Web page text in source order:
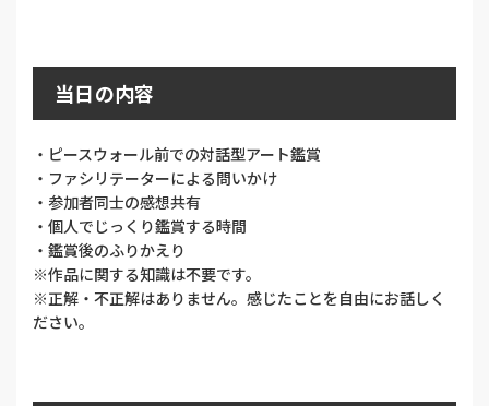
当日の内容
・ピースウォール前での対話型アート鑑賞
・ファシリテーターによる問いかけ
・参加者同士の感想共有
・個人でじっくり鑑賞する時間
・鑑賞後のふりかえり
※作品に関する知識は不要です。
※正解・不正解はありません。感じたことを自由にお話しく
ださい。